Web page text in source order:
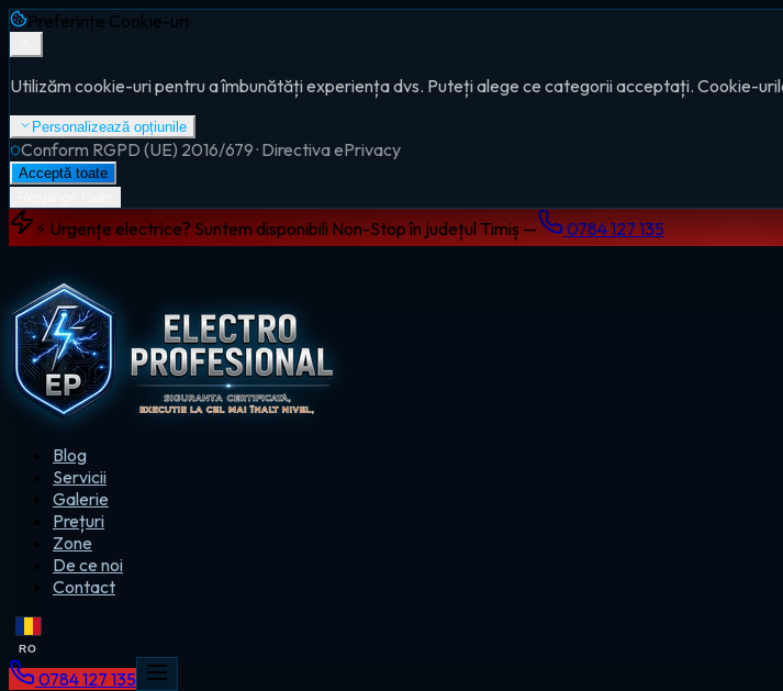
Preferințe Cookie-uri
Utilizăm cookie-uri pentru a îmbunătăți experiența dvs. Puteți alege ce categorii acceptați. Cookie-
Personalizează opțiunile
Conform RGPD (UE) 2016/679 · Directiva ePrivacy
Acceptă toate
⚡ Urgențe electrice? Suntem disponibili Non-Stop în județul Timiș — 0784 127 135
Blog
Servicii
Galerie
Prețuri
Zone
De ce noi
Contact
RO
0784 127 135